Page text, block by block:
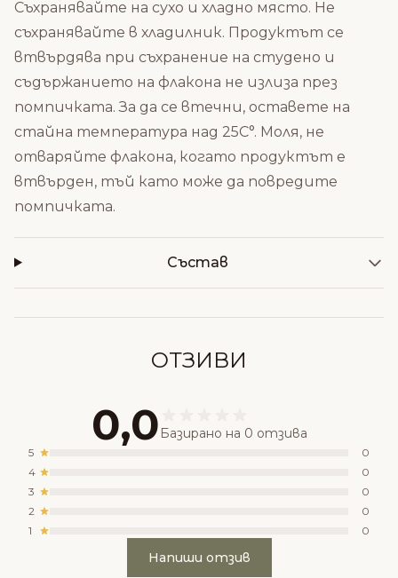
Съхранявайте на сухо и хладно място. Не
съхранявайте в хладилник. Продуктът се
втвърдява при съхранение на студено и
съдържанието на флакона не излиза през
помпичката. За да се втечни, оставете на
стайна температура над 25С°. Моля, не
отваряйте флакона, когато продуктът е
втвърден, тъй като може да повредите
помпичката.
Състав
ОТЗИВИ
0,0 Базирано на 0 отзива
5
0
4
0
3
0
2
0
1
0
Напиши отзив